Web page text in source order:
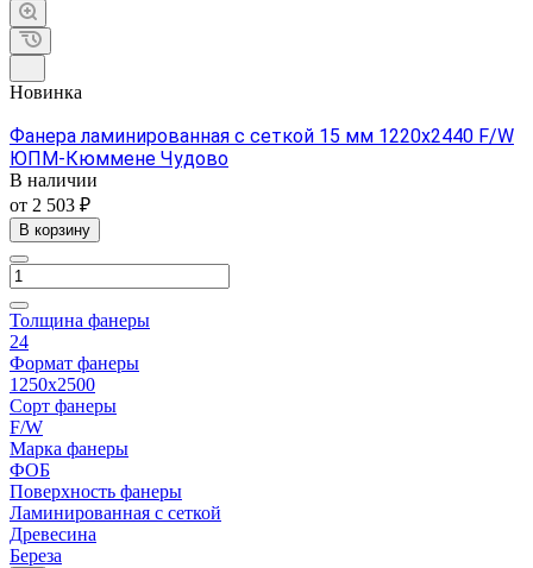
Новинка
Фанера ламинированная с сеткой 15 мм 1220х2440 F/W
ЮПМ-Кюммене Чудово
В наличии
от 2 503 ₽
В корзину
Толщина фанеры
24
Формат фанеры
1250х2500
Сорт фанеры
F/W
Марка фанеры
ФОБ
Поверхность фанеры
Ламинированная с сеткой
Древесина
Береза